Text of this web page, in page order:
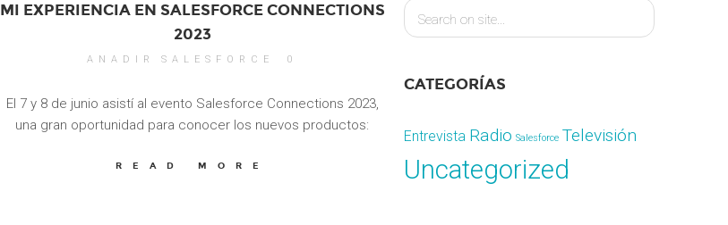
MI EXPERIENCIA EN SALESFORCE CONNECTIONS
2023
ANADIR SALESFORCE 0
El 7 y 8 de junio asistí al evento Salesforce Connections 2023,
una gran oportunidad para conocer los nuevos productos:
READ MORE
CATEGORÍAS
Entrevista Radio Salesforce Televisión
Uncategorized